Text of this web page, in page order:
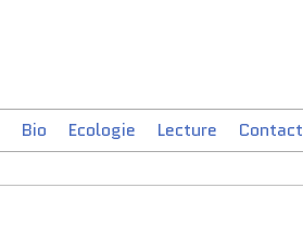
Bio Ecologie Lecture Contact